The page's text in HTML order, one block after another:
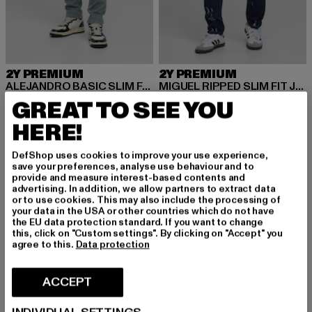
2Y PREMIUM
ALEJANDRO BASIC SLIM FIT JEANS
346,20 kr
Nuvarande pris: 346,20 kr
577 krKampanjpris: 577 kr
2Y PREMIUM
MIGUEL RIPPED SLIM FIT JEANS
369,28 kr
Nuvarande pris: 369,28 kr
577 krKampanjpris: 577 kr
-57% -36%
GREAT TO SEE YOU
HERE!
DefShop uses cookies to improve your use experience,
save your preferences, analyse use behaviour and to
provide and measure interest-based contents and
advertising. In addition, we allow partners to extract data
or to use cookies. This may also include the processing of
your data in the USA or other countries which do not have
the EU data protection standard. If you want to change
this, click on "Custom settings". By clicking on "Accept" you
agree to this. Data protection
ACCEPT